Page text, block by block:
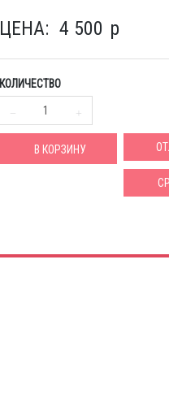
ЦЕНА: 4 500 p
КОЛИЧЕСТВО
В КОРЗИНУ